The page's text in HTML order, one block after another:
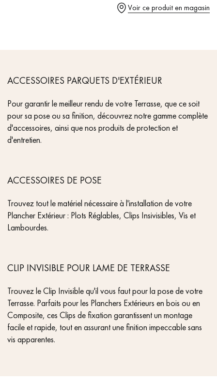
Voir ce produit en magasin
ACCESSOIRES PARQUETS D'EXTÉRIEUR
Pour garantir le meilleur rendu de votre Terrasse, que ce soit
pour sa pose ou sa finition, découvrez notre gamme complète
d'accessoires, ainsi que nos produits de protection et
d'entretien.
ACCESSOIRES DE POSE
Trouvez tout le matériel nécessaire à l'installation de votre
Plancher Extérieur : Plots Réglables, Clips Insivisibles, Vis et
Lambourdes.
CLIP INVISIBLE POUR LAME DE TERRASSE
Trouvez le Clip Invisible qu'il vous faut pour la pose de votre
Terrasse. Parfaits pour les Planchers Extérieurs en bois ou en
Composite, ces Clips de fixation garantissent un montage
facile et rapide, tout en assurant une finition impeccable sans
vis apparentes.